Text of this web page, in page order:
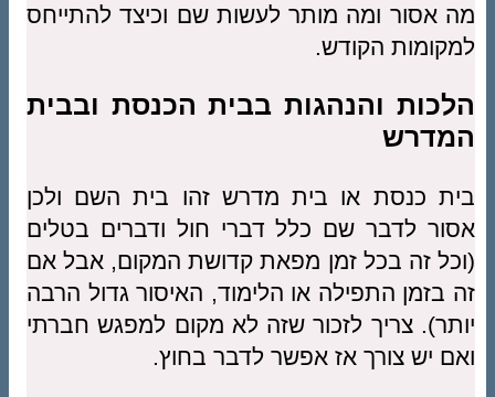
מה אסור ומה מותר לעשות שם וכיצד להתייחס
למקומות הקודש.
הלכות והנהגות בבית הכנסת ובבית
המדרש
בית כנסת או בית מדרש זהו בית השם ולכן
אסור לדבר שם כלל דברי חול ודברים בטלים
(וכל זה בכל זמן מפאת קדושת המקום, אבל אם
זה בזמן התפילה או הלימוד, האיסור גדול הרבה
יותר). צריך לזכור שזה לא מקום למפגש חברתי
ואם יש צורך אז אפשר לדבר בחוץ.